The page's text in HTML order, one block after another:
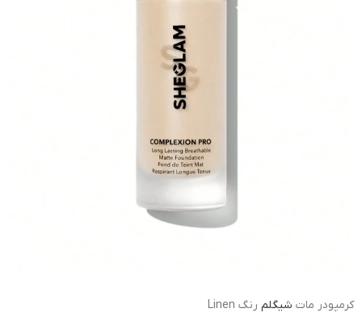
کرمپودر مات شیگلم رنگ Linen